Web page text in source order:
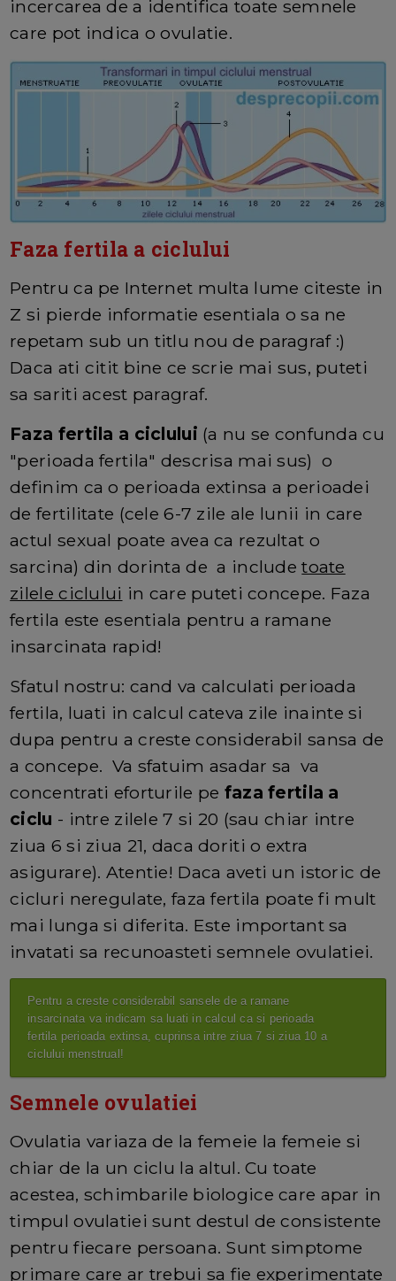
incercarea de a identifica toate semnele
care pot indica o ovulatie.
Faza fertila a ciclului
Pentru ca pe Internet multa lume citeste in
Z si pierde informatie esentiala o sa ne
repetam sub un titlu nou de paragraf :)
Daca ati citit bine ce scrie mai sus, puteti
sa sariti acest paragraf.
Faza fertila a ciclului (a nu se confunda cu
"perioada fertila" descrisa mai sus) o
definim ca o perioada extinsa a perioadei
de fertilitate (cele 6-7 zile ale lunii in care
actul sexual poate avea ca rezultat o
sarcina) din dorinta de a includetoate
zilele ciclului in care puteti concepe. Faza
fertila este esentiala pentru a ramane
insarcinata rapid!
Sfatul nostru: cand va calculati perioada
fertila, luati in calcul cateva zile inainte si
dupa pentru a creste considerabil sansa de
a concepe. Va sfatuim asadar sa va
concentrati eforturile pe faza fertila a
ciclu - intre zilele 7 si 20 (sau chiar intre
ziua 6 si ziua 21, daca doriti o extra
asigurare). Atentie! Daca aveti un istoric de
cicluri neregulate, faza fertila poate fi mult
mai lunga si diferita. Este important sa
invatati sa recunoasteti semnele ovulatiei.
Pentru a creste considerabil sansele de a ramane
insarcinata va indicam sa luati in calcul ca si perioada
fertila perioada extinsa, cuprinsa intre ziua 7 si ziua 10 a
ciclului menstrual!
Semnele ovulatiei
Ovulatia variaza de la femeie la femeie si
chiar de la un ciclu la altul. Cu toate
acestea, schimbarile biologice care apar in
timpul ovulatiei sunt destul de consistente
pentru fiecare persoana. Sunt simptome
primare care ar trebui sa fie experimentate